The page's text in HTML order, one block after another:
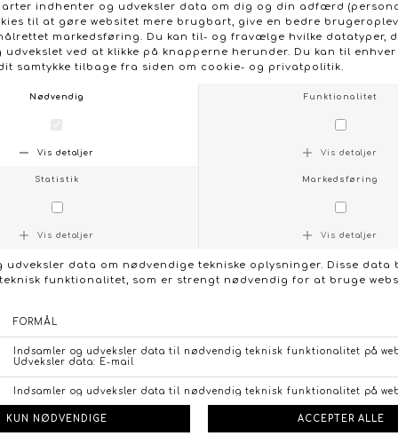
68 cm i str. L. 95 % viscose og 5 % elastan. Vask ved 30
grader.
Følg os på :
Facebook
Instagram
Handelsbetingelser
Persondata politik
Fortrydelsesret
Betalingsmuligheder
Stort udvalg og gode priser
Vi lægger stor vægt på et
bredt udvalg, de nyeste
trends og farver, og på et
kvaliteten.
Brug for hjælp
Så har du brug for en
professionel og personlig